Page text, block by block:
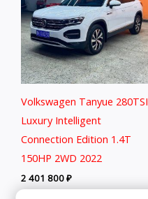
Volkswagen Tanyue 280TSI
Luxury Intelligent
Connection Edition 1.4T
150HP 2WD 2022
2 401 800₽